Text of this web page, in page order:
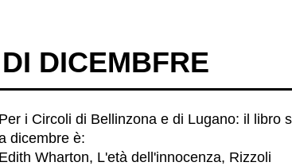
DICEMBFRE
Per i Circoli di Bellinzona e di Lugano: il libro
dicembre è:
Edith Wharton, L'età dell'innocenza, Rizzoli